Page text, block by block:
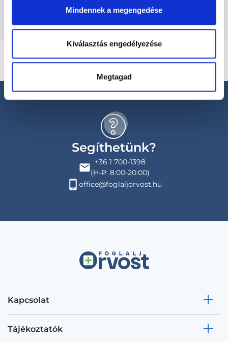
Mindennek a megengedése
Kiválasztás engedélyezése
Megtagad
Segíthetünk?
+36 1 700-1398
(H-P: 8:00-20:00)
office@foglaljorvost.hu
Kapcsolat
Tájékoztatók